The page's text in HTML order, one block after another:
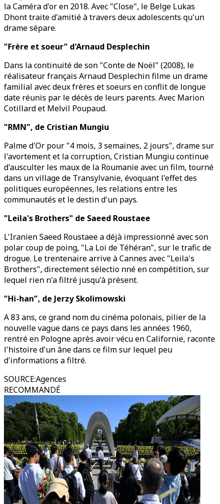
la Caméra d'or en 2018. Avec "Close", le Belge Lukas
Dhont traite d'amitié à travers deux adolescents qu'un
drame sépare.
"Frère et soeur" d'Arnaud Desplechin
Dans la continuité de son "Conte de Noël" (2008), le
réalisateur français Arnaud Desplechin filme un drame
familial avec deux frères et soeurs en conflit de longue
date réunis par le décès de leurs parents. Avec Marion
Cotillard et Melvil Poupaud.
"RMN", de Cristian Mungiu
Palme d'Or pour "4 mois, 3 semaines, 2 jours", drame sur
l'avortement et la corruption, Cristian Mungiu continue
d'ausculter les maux de la Roumanie avec un film, tourné
dans un village de Transylvanie, évoquant l'effet des
politiques européennes, les relations entre les
communautés et le destin d'un pays.
"Leila's Brothers" de Saeed Roustaee
L'Iranien Saeed Roustaee a déjà impressionné avec son
polar coup de poing, "La Loi de Téhéran", sur le trafic de
drogue. Le trentenaire arrive à Cannes avec "Leila's
Brothers", directement sélectio nné en compétition, sur
lequel rien n'a filtré jusqu'à présent.
"Hi-han", de Jerzy Skolimowski
A 83 ans, ce grand nom du cinéma polonais, pilier de la
nouvelle vague dans ce pays dans les années 1960,
rentré en Pologne après avoir vécu en Californie, raconte
l'histoire d'un âne dans ce film sur lequel peu
d'informations a filtré.
SOURCE:Agences
RECOMMANDÉ